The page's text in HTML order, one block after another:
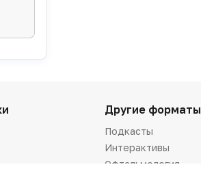
Другие форматы
Подкасты
Интерактивы
Офтальмология